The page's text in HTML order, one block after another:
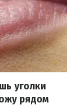
уголки
рядом